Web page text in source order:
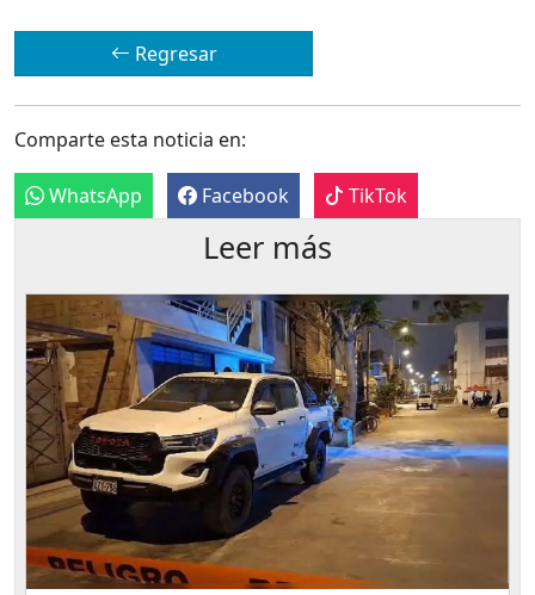
Regresar
Comparte esta noticia en:
WhatsApp Facebook TikTok
Leer más